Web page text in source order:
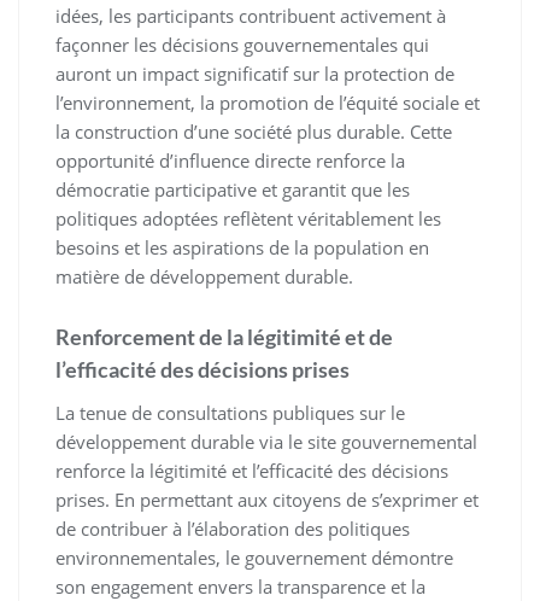
idées, les participants contribuent activement à
façonner les décisions gouvernementales qui
auront un impact significatif sur la protection de
l’environnement, la promotion de l’équité sociale et
la construction d’une société plus durable. Cette
opportunité d’influence directe renforce la
démocratie participative et garantit que les
politiques adoptées reflètent véritablement les
besoins et les aspirations de la population en
matière de développement durable.
Renforcement de la légitimité et de
l’efficacité des décisions prises
La tenue de consultations publiques sur le
développement durable via le site gouvernemental
renforce la légitimité et l’efficacité des décisions
prises. En permettant aux citoyens de s’exprimer et
de contribuer à l’élaboration des politiques
environnementales, le gouvernement démontre
son engagement envers la transparence et la